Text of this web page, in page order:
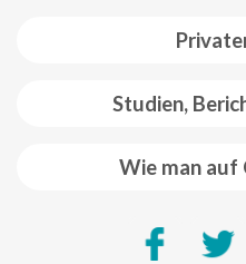
Studien,
Wie man auf